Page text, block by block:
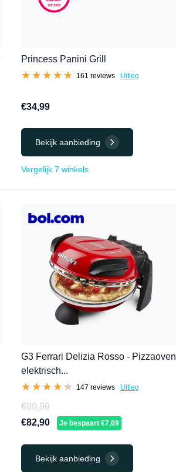
Princess Panini Grill
★★★★★
★★★★★ 161 reviews Uitleg
€34,99
Bekijk aanbieding
Vergelijk 7 winkels
G3 Ferrari Delizia Rosso - Pizzaoven
elektrisch...
★★★★★
★★★★★ 147 reviews Uitleg
€89,99
€82,90
Je bespaart €7,09
Bekijk aanbieding